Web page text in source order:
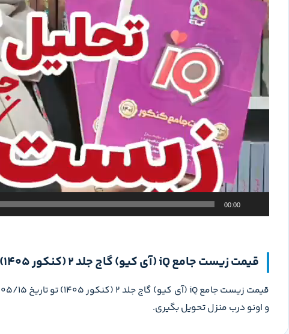
00:00
قیمت زیست جامع iQ (آی کیو) گاج جلد 2 (کنکور 1405)
و اونو درب منزل تحویل بگیری.